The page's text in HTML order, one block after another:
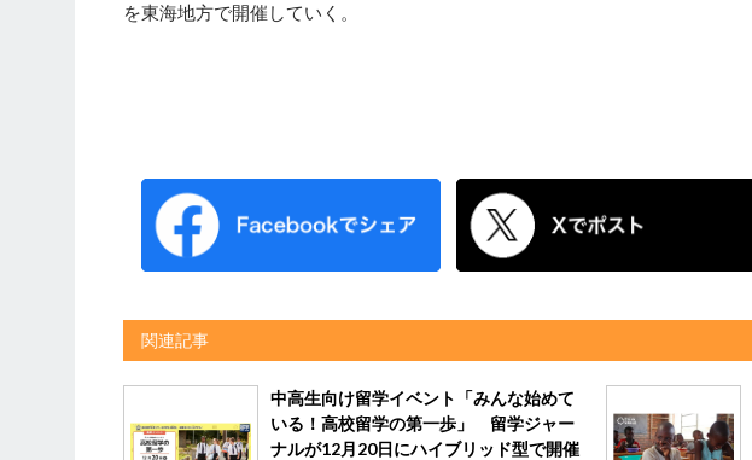
を東海地方で開催していく。
関連記事
中高生向け留学イベント「みんな始めて
いる！高校留学の第一歩」 留学ジャー
ナルが12月20日にハイブリッド型で開催